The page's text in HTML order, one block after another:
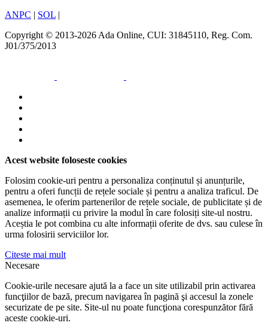
ANPC | SOL |
Copyright © 2013-2026 Ada Online, CUI: 31845110, Reg. Com.
J01/375/2013
Acest website foloseste cookies
Folosim cookie-uri pentru a personaliza conținutul și anunțurile,
pentru a oferi funcții de rețele sociale și pentru a analiza traficul. De
asemenea, le oferim partenerilor de rețele sociale, de publicitate și de
analize informații cu privire la modul în care folosiți site-ul nostru.
Aceștia le pot combina cu alte informații oferite de dvs. sau culese în
urma folosirii serviciilor lor.
Citeste mai mult
Necesare
Cookie-urile necesare ajută la a face un site utilizabil prin activarea
funcţiilor de bază, precum navigarea în pagină şi accesul la zonele
securizate de pe site. Site-ul nu poate funcţiona corespunzător fără
aceste cookie-uri.